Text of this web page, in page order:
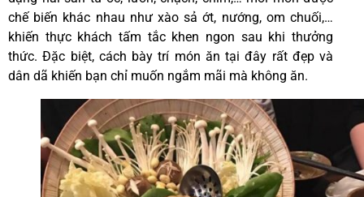
chế biến khác nhau như xào sả ớt, nướng, om chuối,…
khiến thực khách tấm tắc khen ngon sau khi thưởng
thức. Đặc biệt, cách bày trí món ăn tại đây rất đẹp và
dân dã khiến bạn chỉ muốn ngắm mãi mà không ăn.